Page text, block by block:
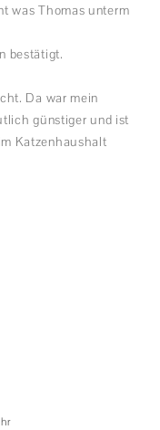
was Thomas unterm
bestätigt.
Da war mein
günstiger und ist
Katzenhaushalt